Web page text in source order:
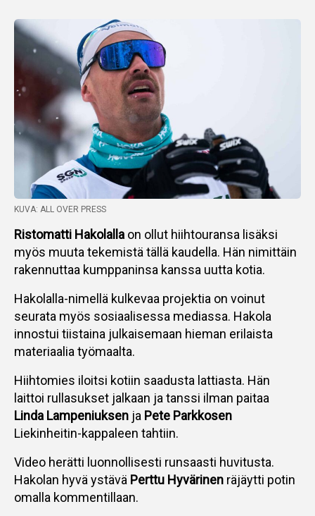
KUVA: ALL OVER PRESS
Ristomatti Hakolalla on ollut hiihtouransa lisäksi
myös muuta tekemistä tällä kaudella. Hän nimittäin
rakennuttaa kumppaninsa kanssa uutta kotia.
Hakolalla-nimellä kulkevaa projektia on voinut
seurata myös sosiaalisessa mediassa. Hakola
innostui tiistaina julkaisemaan hieman erilaista
materiaalia työmaalta.
Hiihtomies iloitsi kotiin saadusta lattiasta. Hän
laittoi rullasukset jalkaan ja tanssi ilman paitaa
Linda Lampeniuksen ja Pete Parkkosen
Liekinheitin-kappaleen tahtiin.
Video herätti luonnollisesti runsaasti huvitusta.
Hakolan hyvä ystävä Perttu Hyvärinen räjäytti potin
omalla kommentillaan.